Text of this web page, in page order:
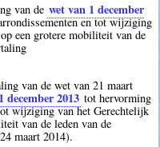
van de wet van 1 december
en tot wijziging
een grotere mobiliteit van de
van de wet van 21 maart
december 2013 tot hervorming
wijziging van het Gerechtelijk
van de leden van de
maart 2014).